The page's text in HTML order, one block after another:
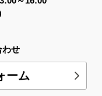
わせ
ーム